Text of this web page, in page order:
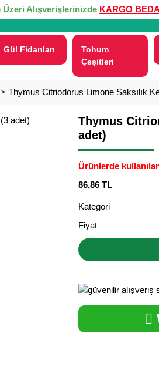
Üzeri Alışverişlerinizde KARGO
Gül Fidanları
Tohum
Çeşitleri
Thymus Citriodorus Limone Saksılık
Thymus
adet)
Ürünlerde
86,86 TL
Kategori
Fiyat